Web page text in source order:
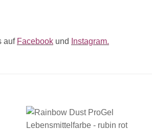
auf Facebook und Instagram.